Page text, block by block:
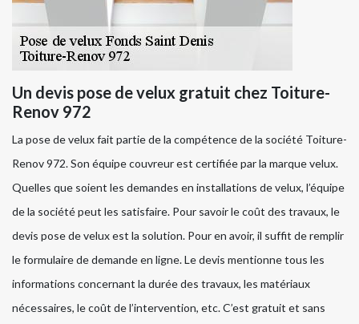
Un devis pose de velux gratuit chez Toiture-
Renov 972
La pose de velux fait partie de la compétence de la société Toiture-
Renov 972. Son équipe couvreur est certifiée par la marque velux.
Quelles que soient les demandes en installations de velux, l’équipe
de la société peut les satisfaire. Pour savoir le coût des travaux, le
devis pose de velux est la solution. Pour en avoir, il suffit de remplir
le formulaire de demande en ligne. Le devis mentionne tous les
informations concernant la durée des travaux, les matériaux
nécessaires, le coût de l’intervention, etc. C’est gratuit et sans